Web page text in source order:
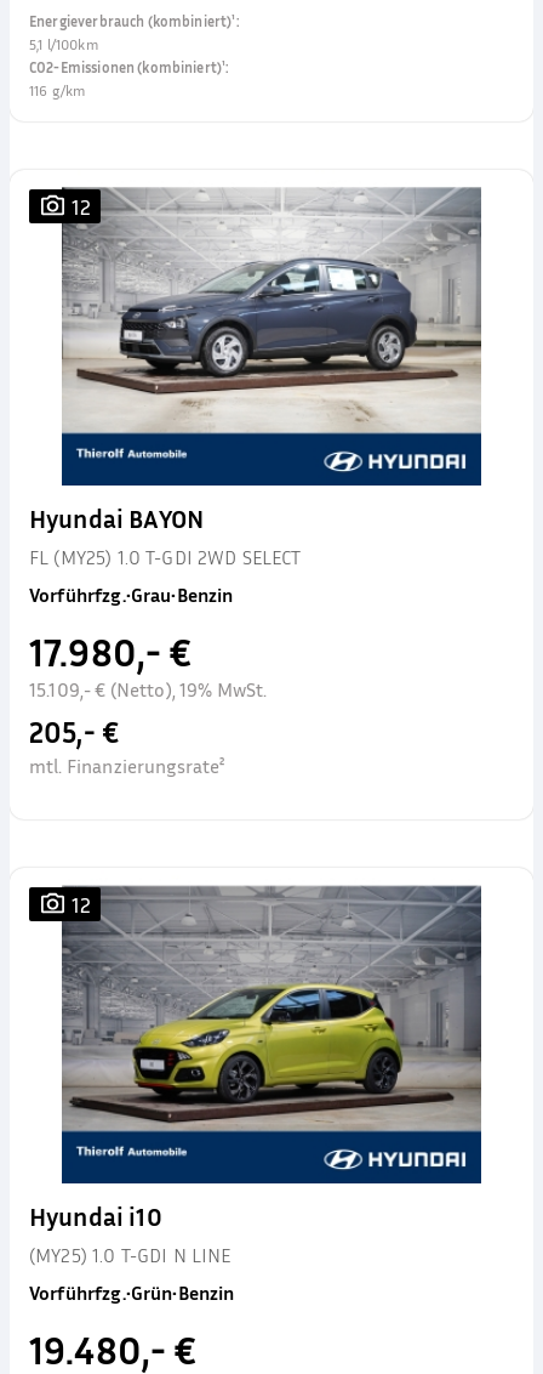
Energieverbrauch (kombiniert)¹:
5,1 l/100km
CO2-Emissionen (kombiniert)¹:
116 g/km
12
Hyundai BAYON
FL (MY25) 1.0 T-GDI 2WD SELECT
Vorführfzg.•Grau•Benzin
17.980,- €
15.109,- € (Netto), 19% MwSt.
205,- €
mtl. Finanzierungsrate²
12
Hyundai i10
(MY25) 1.0 T-GDI N LINE
Vorführfzg.•Grün•Benzin
19.480,- €